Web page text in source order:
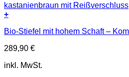
+
Produkt
mehrere
auf.
Bio-Stiefel mit hohem Schaft –
289,90 €
inkl. MwSt.